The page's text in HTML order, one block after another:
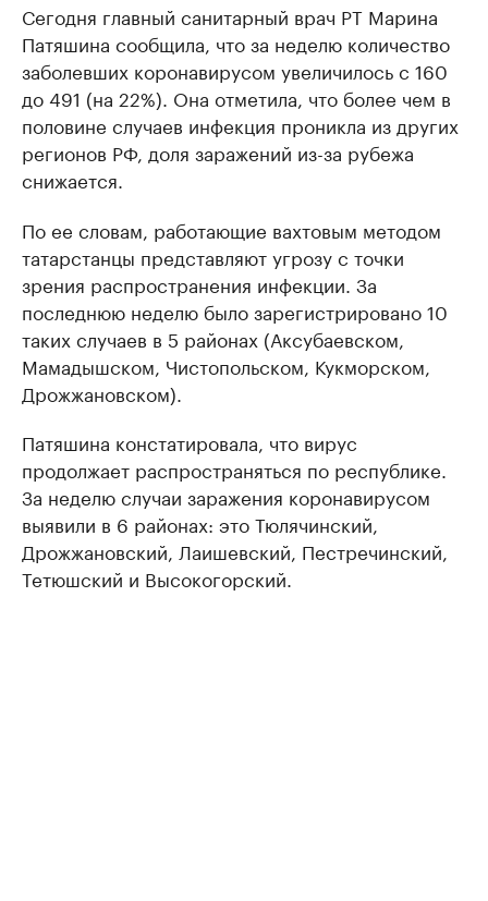
Сегодня главный санитарный врач РТ Марина
Патяшина сообщила, что за неделю количество
заболевших коронавирусом увеличилось с 160
до 491 (на 22%). Она отметила, что более чем в
половине случаев инфекция проникла из других
регионов РФ, доля заражений из-за рубежа
снижается.
По ее словам, работающие вахтовым методом
татарстанцы представляют угрозу с точки
зрения распространения инфекции. За
последнюю неделю было зарегистрировано 10
таких случаев в 5 районах (Аксубаевском,
Мамадышском, Чистопольском, Кукморском,
Дрожжановском).
Патяшина констатировала, что вирус
продолжает распространяться по республике.
За неделю случаи заражения коронавирусом
выявили в 6 районах: это Тюлячинский,
Дрожжановский, Лаишевский, Пестречинский,
Тетюшский и Высокогорский.